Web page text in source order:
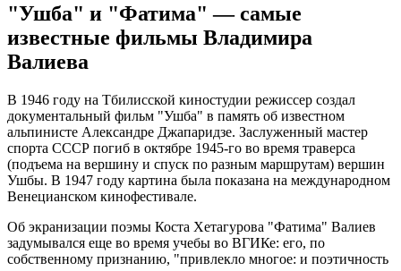
"Ушба" и "Фатима" — самые
известные фильмы Владимира
Валиева
В 1946 году на Тбилисской киностудии режиссер создал
документальный фильм "Ушба" в память об известном
альпинисте Александре Джапаридзе. Заслуженный мастер
спорта СССР погиб в октябре 1945-го во время траверса
(подъема на вершину и спуск по разным маршрутам) вершин
Ушбы. В 1947 году картина была показана на международном
Венецианском кинофестивале.
Об экранизации поэмы Коста Хетагурова "Фатима" Валиев
задумывался еще во время учебы во ВГИКе: его, по
собственному признанию, "привлекло многое: и поэтичность